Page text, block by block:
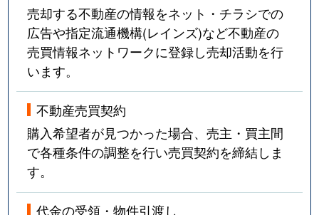
売却する不動産の情報をネット・チラシでの
広告や指定流通機構(レインズ)など不動産の
売買情報ネットワークに登録し売却活動を行
います。
不動産売買契約
購入希望者が見つかった場合、売主・買主間
で各種条件の調整を行い売買契約を締結しま
す。
代金の受領・物件引渡し